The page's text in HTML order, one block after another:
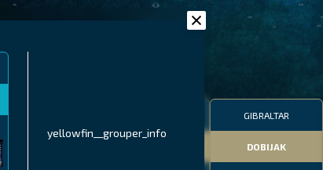
yellowfin__grouper_info
PÓŁNOCNE FIORDY
BODIAN
GIBRALTAR
DOBIJAK